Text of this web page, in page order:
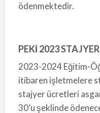
ödenmektedir.
PEKİ 2023
2023-2024 Eğitim-
itibaren işletmelere
stajyer ücretleri
30’u şeklinde